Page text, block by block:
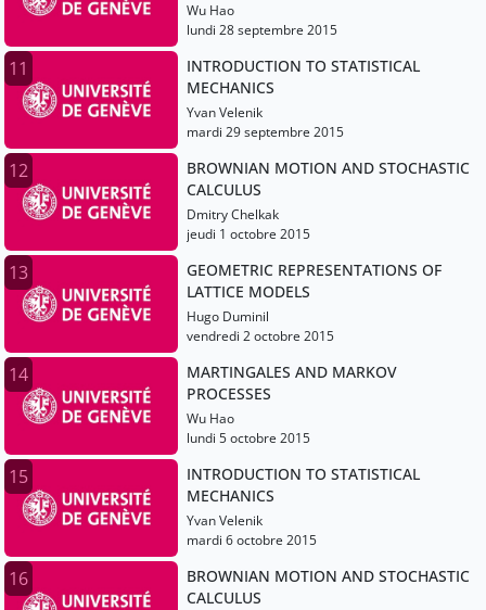
Wu Hao
lundi 28 septembre 2015
11
INTRODUCTION TO STATISTICAL
MECHANICS
Yvan Velenik
mardi 29 septembre 2015
12
BROWNIAN MOTION AND STOCHASTIC
CALCULUS
Dmitry Chelkak
jeudi 1 octobre 2015
13
GEOMETRIC REPRESENTATIONS OF
LATTICE MODELS
Hugo Duminil
vendredi 2 octobre 2015
14
MARTINGALES AND MARKOV
PROCESSES
Wu Hao
lundi 5 octobre 2015
15
INTRODUCTION TO STATISTICAL
MECHANICS
Yvan Velenik
mardi 6 octobre 2015
16
BROWNIAN MOTION AND STOCHASTIC
CALCULUS